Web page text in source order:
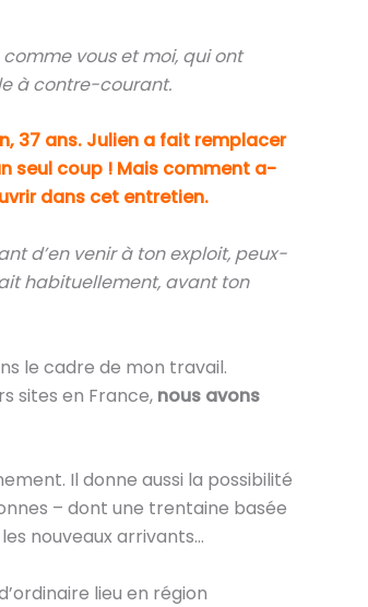
vous et moi, qui ont
à contre-courant.
37 ans. Julien a fait remplacer
seul coup ! Mais comment a-
dans cet entretien.
d’en venir à ton exploit, peux-
habituellement, avant ton
le cadre de mon travail.
sites en France, nous avons
Il donne aussi la possibilité
– dont une trentaine basée
nouveaux arrivants…
lieu en région